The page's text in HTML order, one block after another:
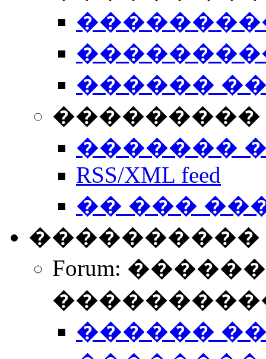
������
���������
�������
RSS/XML feed
�� ���
����������
Forum:
������